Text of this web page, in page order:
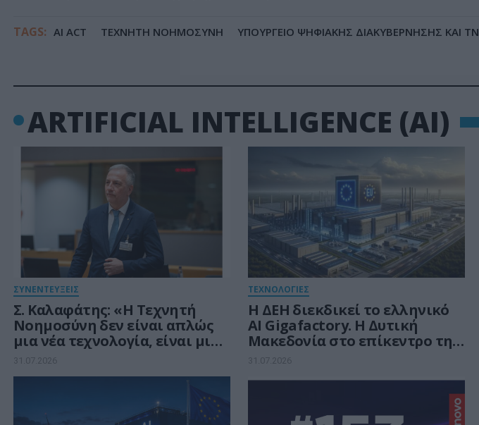
TAGS: AI ACT ΤΕΧΝΗΤΗ ΝΟΗΜΟΣΥΝΗ ΥΠΟΥΡΓΕΙΟ ΨΗΦΙΑΚΗΣ ΔΙΑΚΥΒΕΡΝΗΣΗΣ ΚΑΙ ΤΝ
ARTIFICIAL INTELLIGENCE (AI)
ΣΥΝΕΝΤΕΥΞΕΙΣ
Σ. Καλαφάτης: «Η Τεχνητή
Νοημοσύνη δεν είναι απλώς
μια νέα τεχνολογία, είναι μια
νέα βιομηχανική
επανάσταση»
31.07.2026
ΤΕΧΝΟΛΟΓΙΕΣ
Η ΔΕΗ διεκδικεί το ελληνικό
AI Gigafactory. Η Δυτική
Μακεδονία στο επίκεντρο της
ευρωπαϊκής μάχης των 30 δισ.
Νοημοσύνη
31.07.2026